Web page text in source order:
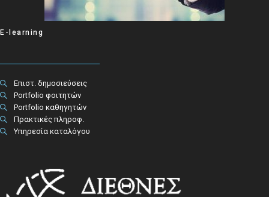
E-learning
Επιστ. δημοσιεύσεις
Portfolio φοιτητών
Portfolio καθηγητών
Πρακτικές πληροφ.​
Υπηρεσία καταλόγου